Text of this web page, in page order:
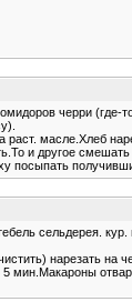
черри
масле.Хлеб
и другое
посыпать
сельдерея. кур.
нарезать
мин.Макароны